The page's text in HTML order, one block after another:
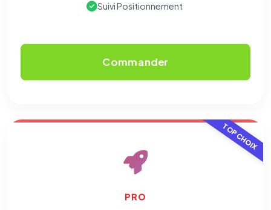
Suivi Positionnement
Commander
TOP CHOIX
PRO